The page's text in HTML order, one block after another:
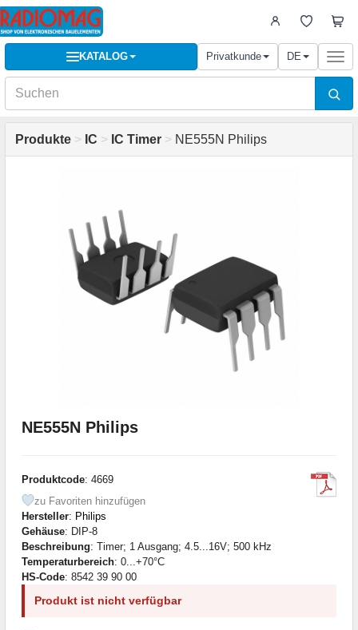
KATALOG Privatkunde DE
Produkte > IC > IC Timer > NE555N Philips
NE555N Philips
Produktcode: 4669
zu Favoriten hinzufügen
Hersteller: Philips
Gehäuse: DIP-8
Beschreibung: Timer; 1 Ausgang; 4.5...16V; 500 kHz
Temperaturbereich: 0...+70°C
HS-Code: 8542 39 90 00
Produkt ist nicht verfügbar